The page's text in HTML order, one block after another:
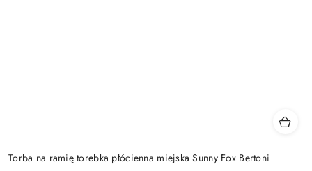
Torba na ramię torebka płócienna miejska Sunny Fox Bertoni